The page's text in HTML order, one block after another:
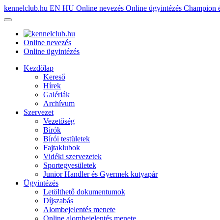
kennelclub.hu EN HU Online nevezés Online ügyintézés Champion
Online nevezés
Online ügyintézés
Kezdőlap
Kereső
Hírek
Galériák
Archívum
Szervezet
Vezetőség
Bírók
Bírói testületek
Fajtaklubok
Vidéki szervezetek
Sportegyesületek
Junior Handler és Gyermek kutyapár
Ügyintézés
Letölthető dokumentumok
Díjszabás
Alombejelentés menete
Online alombejelentés menete